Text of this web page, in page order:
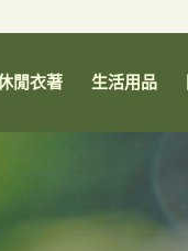
閒衣著 生活用品